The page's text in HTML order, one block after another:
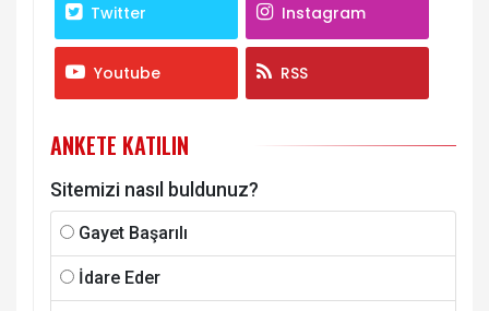
Twitter Instagram
Youtube RSS
ANKETE KATILIN
Sitemizi nasıl buldunuz?
Gayet Başarılı
İdare Eder